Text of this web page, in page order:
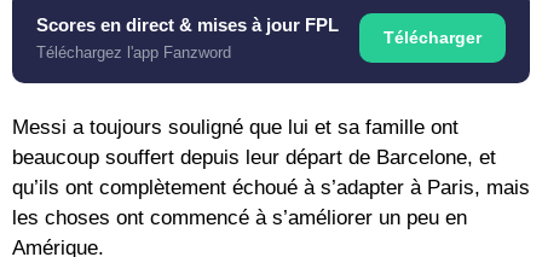
Scores en direct & mises à jour FPL
Téléchargez l'app Fanzword
Télécharger
Messi a toujours souligné que lui et sa famille ont
beaucoup souffert depuis leur départ de Barcelone, et
qu’ils ont complètement échoué à s’adapter à Paris, mais
les choses ont commencé à s’améliorer un peu en
Amérique.